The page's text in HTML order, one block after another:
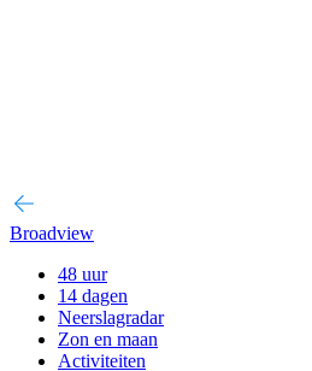
Broadview
48 uur
14 dagen
Neerslagradar
Zon en maan
Activiteiten